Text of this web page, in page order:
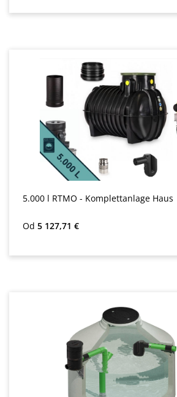
5.000 l RTMO - Komplettanlage Haus
Bežná cena:
Od 5 127,71 €